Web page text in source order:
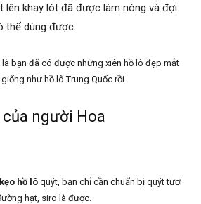
lên khay lót đã được làm nóng và đợi
thể dùng được.
là bạn đã có được những xiên hồ lô đẹp mắt
như hồ lô Trung Quốc rồi.
người Hoa
kẹo hồ lô quýt, bạn chỉ cần chuẩn bị quýt tươi
hạt, siro là được.